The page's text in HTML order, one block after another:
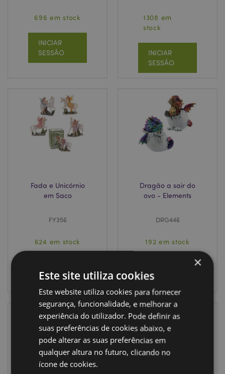
696 em stock
INICIAR
SESSÃO
1308 em
stock
INICIAR
SESSÃO
Fada e Unicórnio
em Saco
FY356
624 em stock
SESSÃO
Dragão a sair do
ovo - Elements
DRG446
192 em stock
SESSÃO
×
Este site utiliza cookies
Este website utiliza cookies para fornecer
segurança, funcionalidade, e melhorar a
experiência do utilizador. Pode definir as
suas preferências de cookies abaixo, e
pode alterar as suas preferências em
qualquer altura no futuro, clicando no
ícone de cookies.